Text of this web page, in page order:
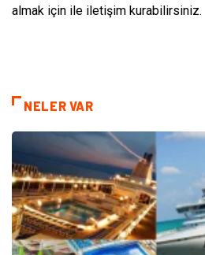
almak için ile iletişim kurabilirsiniz.
NELER VAR